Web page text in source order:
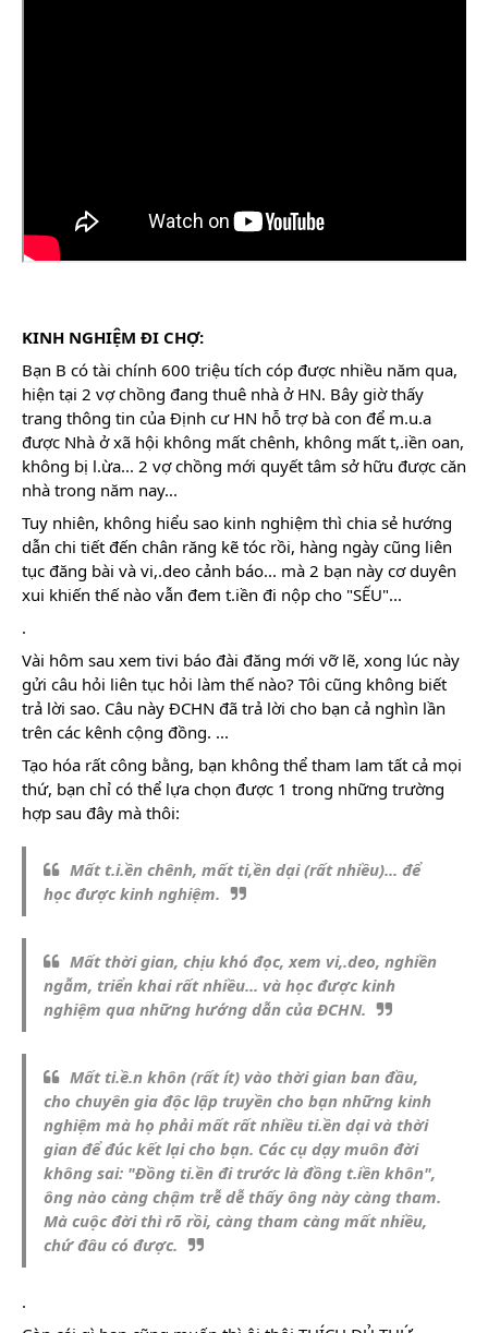
KINH NGHIỆM ĐI CHỢ:
Bạn B có tài chính 600 triệu tích cóp được nhiều năm qua,
hiện tại 2 vợ chồng đang thuê nhà ở HN. Bây giờ thấy
trang thông tin của Định cư HN hỗ trợ bà con để m.u.a
được Nhà ở xã hội không mất chênh, không mất t,.iền oan,
không bị l.ừa... 2 vợ chồng mới quyết tâm sở hữu được căn
nhà trong năm nay...
Tuy nhiên, không hiểu sao kinh nghiệm thì chia sẻ hướng
dẫn chi tiết đến chân răng kẽ tóc rồi, hàng ngày cũng liên
tục đăng bài và vi,.deo cảnh báo... mà 2 bạn này cơ duyên
xui khiến thế nào vẫn đem t.iền đi nộp cho "SẾU"...
.
Vài hôm sau xem tivi báo đài đăng mới vỡ lẽ, xong lúc này
gửi câu hỏi liên tục hỏi làm thế nào? Tôi cũng không biết
trả lời sao. Câu này ĐCHN đã trả lời cho bạn cả nghìn lần
trên các kênh cộng đồng. ...
Tạo hóa rất công bằng, bạn không thể tham lam tất cả mọi
thứ, bạn chỉ có thể lựa chọn được 1 trong những trường
hợp sau đây mà thôi:
Mất t.i.ền chênh, mất ti,ền dại (rất nhiều)... để
học được kinh nghiệm.
Mất thời gian, chịu khó đọc, xem vi,.deo, nghiền
ngẫm, triển khai rất nhiều... và học được kinh
nghiệm qua những hướng dẫn của ĐCHN.
Mất ti.ề.n khôn (rất ít) vào thời gian ban đầu,
cho chuyên gia độc lập truyền cho bạn những kinh
nghiệm mà họ phải mất rất nhiều ti.ền dại và thời
gian để đúc kết lại cho bạn. Các cụ dạy muôn đời
không sai: "Đồng ti.ền đi trước là đồng t.iền khôn",
ông nào càng chậm trễ dễ thấy ông này càng tham.
Mà cuộc đời thì rõ rồi, càng tham càng mất nhiều,
chứ đâu có được.
.